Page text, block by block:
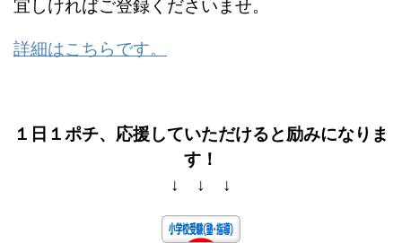
宜しければご登録くださいませ。
詳細はこちらです。
１日１ポチ、応援していただけると励みになりま
す！
↓ ↓ ↓